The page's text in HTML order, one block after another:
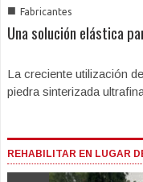
■ Fabricantes
Una solución elástica
La creciente utilización
piedra sinterizada
REHABILITAR EN LUGAR